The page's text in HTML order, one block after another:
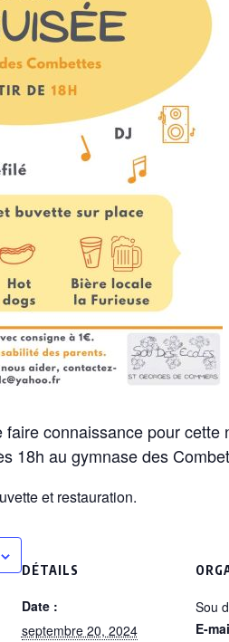
connaissance pour
18h au gymnase des
et restauration.
DÉTAILS
Date :
septembre 20, 2024
Sou
E-